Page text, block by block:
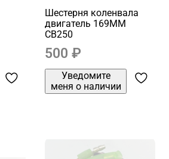
Шестерня коленвала
двигатель 169MM
CB250
500 ₽
Уведомите
меня о наличии